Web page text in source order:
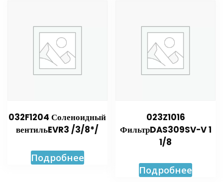
032F1204 Соленоидный
вентильEVR3 /3/8*/
Подробнее
023Z1016
ФильтрDAS309SV-V 1
1/8
Подробнее